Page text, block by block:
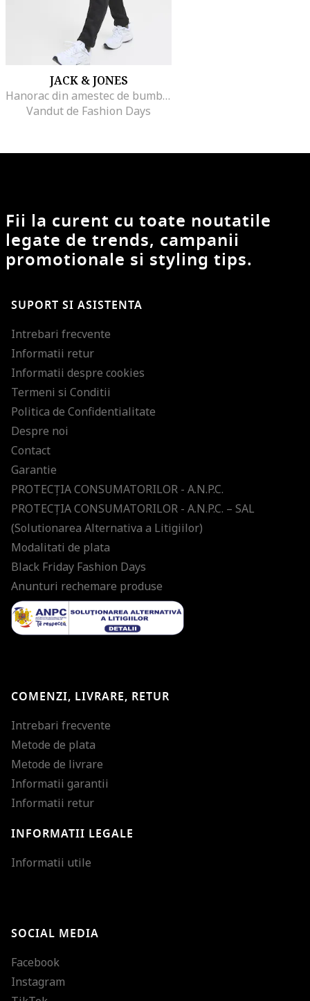
JACK & JONES
Hanorac din amestec de bumbac cu imprimeu logo, Alb/Negru
Vandut de Fashion Days
Fii la curent cu toate noutatile
legate de trends, campanii
promotionale si styling tips.
SUPORT SI ASISTENTA
Intrebari frecvente
Informatii retur
Informatii despre cookies
Termeni si Conditii
Politica de Confidentialitate
Despre noi
Contact
Garantie
PROTECŢIA CONSUMATORILOR - A.N.P.C.
PROTECŢIA CONSUMATORILOR - A.N.P.C. – SAL
(Solutionarea Alternativa a Litigiilor)
Modalitati de plata
Black Friday Fashion Days
Anunturi rechemare produse
COMENZI, LIVRARE, RETUR
Intrebari frecvente
Metode de plata
Metode de livrare
Informatii garantii
Informatii retur
INFORMATII LEGALE
Informatii utile
SOCIAL MEDIA
Facebook
Instagram